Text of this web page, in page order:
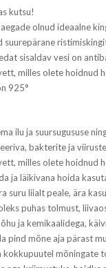
kutsu!
olnud ideaalne
suurepärane
sisaldav vesi on
milles olete hoidnud
925°
ilu ja suursugususe
bakterite ja
milles olete hoidnud
ja läikivana hoida
suru liialt peale, ära
puhas tolmust,
ja kemikaalidega,
pind mõne aja pärast
mõningate